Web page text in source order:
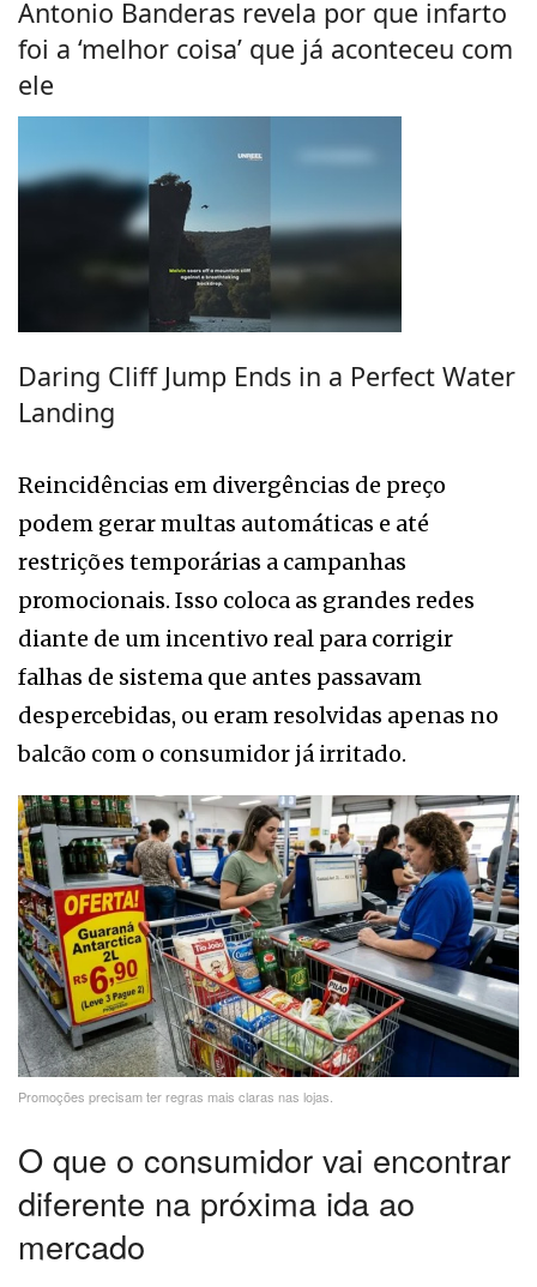
Antonio Banderas revela por que infarto
foi a ‘melhor coisa’ que já aconteceu com
ele
Daring Cliff Jump Ends in a Perfect Water
Landing
Reincidências em divergências de preço
podem gerar multas automáticas e até
restrições temporárias a campanhas
promocionais. Isso coloca as grandes redes
diante de um incentivo real para corrigir
falhas de sistema que antes passavam
despercebidas, ou eram resolvidas apenas no
balcão com o consumidor já irritado.
Promoções precisam ter regras mais claras nas lojas.
O que o consumidor vai encontrar
diferente na próxima ida ao
mercado